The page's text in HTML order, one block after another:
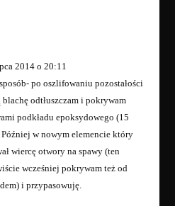
2014 o 20:11
po oszlifowaniu pozostałości
blachę odtłuszczam i pokrywam
podkładu epoksydowego (15
w nowym elemencie który
wiercę otwory na spawy (ten
wcześniej pokrywam też od
i przypasowuję.